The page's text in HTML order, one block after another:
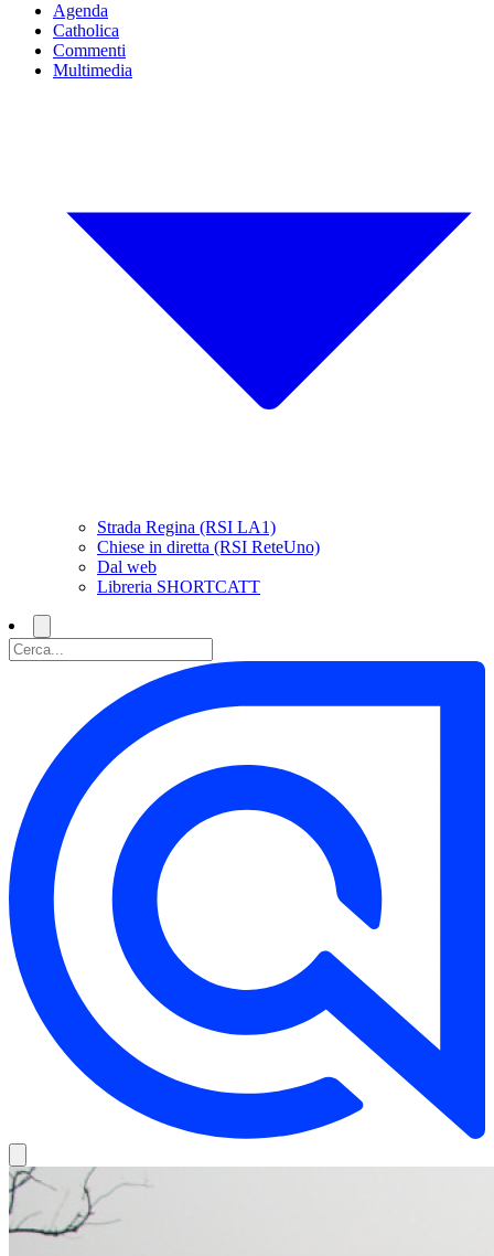
Agenda
Catholica
Commenti
Multimedia
Strada Regina (RSI LA1)
Chiese in diretta (RSI ReteUno)
Dal web
Libreria SHORTCATT